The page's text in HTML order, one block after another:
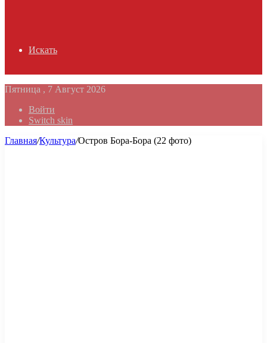
Искать
Пятница , 7 Август 2026
Войти
Switch skin
Главная/Культура/Остров Бора-Бора (22 фото)